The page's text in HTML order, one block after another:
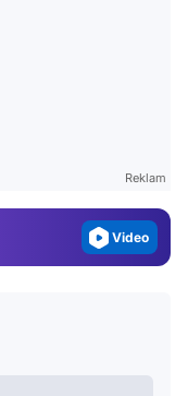
Reklam
Video